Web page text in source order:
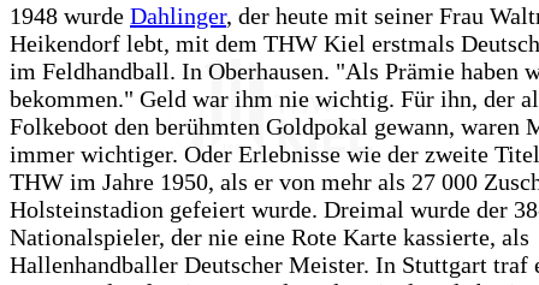
1948 wurde Dahlinger, der heute mit seiner Frau
Heikendorf lebt, mit dem THW Kiel erstmals
im Feldhandball. In Oberhausen. "Als Prämie haben
bekommen." Geld war ihm nie wichtig. Für ihn, der
Folkeboot den berühmten Goldpokal gewann, waren
immer wichtiger. Oder Erlebnisse wie der zweite
THW im Jahre 1950, als er von mehr als 27 000
Holsteinstadion gefeiert wurde. Dreimal wurde der
Nationalspieler, der nie eine Rote Karte kassierte, als
Hallenhandballer Deutscher Meister. In Stuttgart traf